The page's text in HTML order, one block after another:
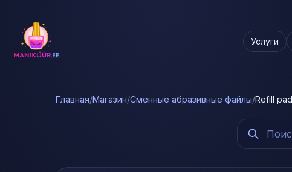
Услуги
Главная/Магазин/Сменные абразивные файлы/Refill